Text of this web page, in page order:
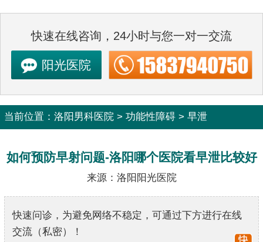
快速在线咨询，24小时与您一对一交流
阳光医院
当前位置： 洛阳男科医院 > 功能性障碍 > 早泄
如何预防早射问题-洛阳哪个医院看早泄比较好
来源：洛阳阳光医院
快速问诊，为避免网络不稳定，可通过下方进行在线
交流（私密）！